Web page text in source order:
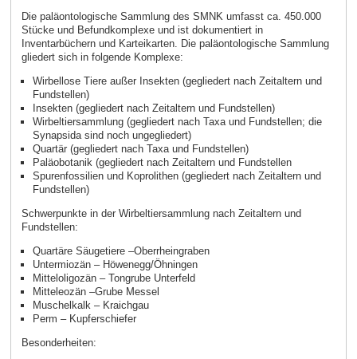
Die paläontologische Sammlung des SMNK umfasst ca. 450.000
Stücke und Befundkomplexe und ist dokumentiert in
Inventarbüchern und Karteikarten. Die paläontologische Sammlung
gliedert sich in folgende Komplexe:
Wirbellose Tiere außer Insekten (gegliedert nach Zeitaltern und
Fundstellen)
Insekten (gegliedert nach Zeitaltern und Fundstellen)
Wirbeltiersammlung (gegliedert nach Taxa und Fundstellen; die
Synapsida sind noch ungegliedert)
Quartär (gegliedert nach Taxa und Fundstellen)
Paläobotanik (gegliedert nach Zeitaltern und Fundstellen
Spurenfossilien und Koprolithen (gegliedert nach Zeitaltern und
Fundstellen)
Schwerpunkte in der Wirbeltiersammlung nach Zeitaltern und
Fundstellen:
Quartäre Säugetiere –Oberrheingraben
Untermiozän – Höwenegg/Öhningen
Mitteloligozän – Tongrube Unterfeld
Mitteleozän –Grube Messel
Muschelkalk – Kraichgau
Perm – Kupferschiefer
Besonderheiten: